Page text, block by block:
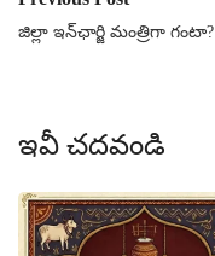
జిల్లా ఇన్‌ఛార్జి మంత్రిగా గంటా?
ఇవీ చదవండి